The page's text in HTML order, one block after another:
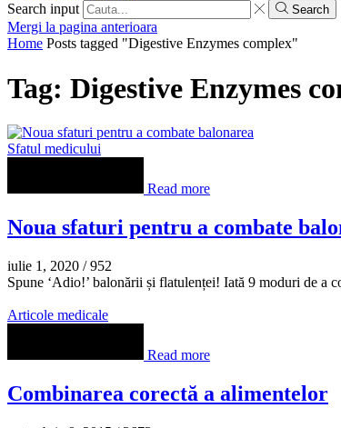
Search input
Search
Mergi la pagina anterioara
Home Posts tagged "Digestive Enzymes complex"
Tag: Digestive Enzymes
Sfatul medicului
Read more
Noua sfaturi pentru a combate
iulie 1, 2020 / 952
Spune ‘Adio!’ balonării și flatulenței! Iată 9 moduri de a
Articole medicale
Read more
Combinarea corectă a alimentelor